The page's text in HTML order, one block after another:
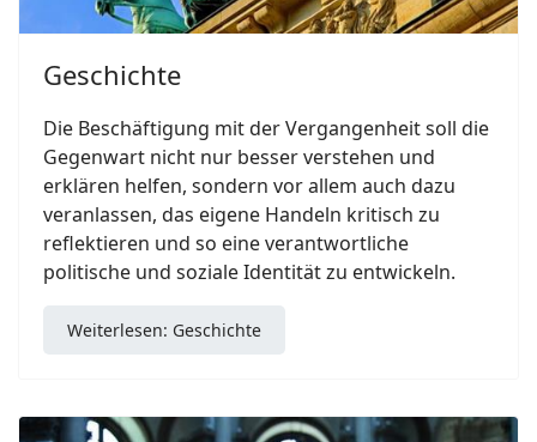
Geschichte
Die Beschäftigung mit der Vergangenheit soll die
Gegenwart nicht nur besser verstehen und
erklären helfen, sondern vor allem auch dazu
veranlassen, das eigene Handeln kritisch zu
reflektieren und so eine verantwortliche
politische und soziale Identität zu entwickeln.
Weiterlesen: Geschichte